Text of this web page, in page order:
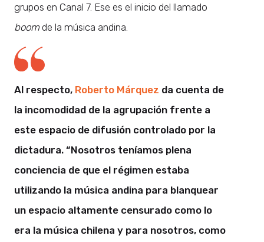
grupos en Canal 7. Ese es el inicio del llamado
boomde la música andina.
Al respecto, Roberto Márquez da cuenta de
la incomodidad de la agrupación frente a
este espacio de difusión controlado por la
dictadura. “Nosotros teníamos plena
conciencia de que el régimen estaba
utilizando la música andina para blanquear
un espacio altamente censurado como lo
era la música chilena y para nosotros, como